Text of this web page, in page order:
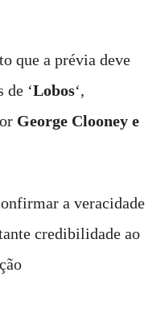
que a prévia deve
de ‘Lobos‘,
George Clooney e
a veracidade
credibilidade ao